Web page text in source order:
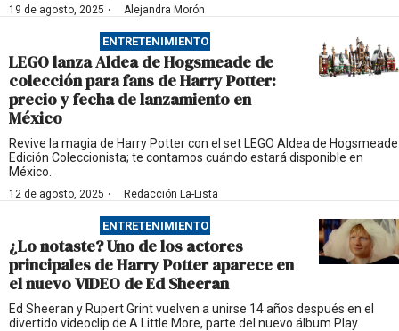
19 de agosto, 2025 · Alejandra Morón
ENTRETENIMIENTO
LEGO lanza Aldea de Hogsmeade de
colección para fans de Harry Potter:
precio y fecha de lanzamiento en
México
Revive la magia de Harry Potter con el set LEGO Aldea de Hogsmeade
Edición Coleccionista; te contamos cuándo estará disponible en
México.
12 de agosto, 2025 · Redacción La-Lista
ENTRETENIMIENTO
¿Lo notaste? Uno de los actores
principales de Harry Potter aparece en
el nuevo VIDEO de Ed Sheeran
Ed Sheeran y Rupert Grint vuelven a unirse 14 años después en el
divertido videoclip de A Little More, parte del nuevo álbum Play.